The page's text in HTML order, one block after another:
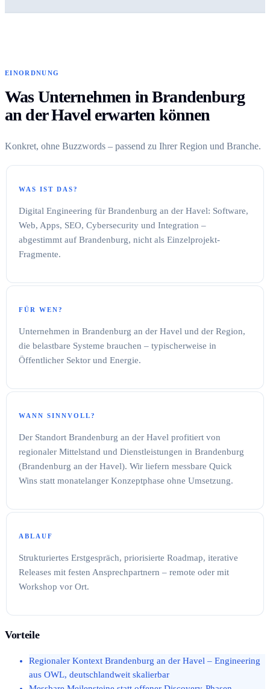
EINORDNUNG
Was Unternehmen in Brandenburg
an der Havel erwarten können
Konkret, ohne Buzzwords – passend zu Ihrer Region und Branche.
WAS IST DAS?
Digital Engineering für Brandenburg an der Havel: Software,
Web, Apps, SEO, Cybersecurity und Integration –
abgestimmt auf Brandenburg, nicht als Einzelprojekt-
Fragmente.
FÜR WEN?
Unternehmen in Brandenburg an der Havel und der Region,
die belastbare Systeme brauchen – typischerweise in
Öffentlicher Sektor und Energie.
WANN SINNVOLL?
Der Standort Brandenburg an der Havel profitiert von
regionaler Mittelstand und Dienstleistungen in Brandenburg
(Brandenburg an der Havel). Wir liefern messbare Quick
Wins statt monatelanger Konzeptphase ohne Umsetzung.
ABLAUF
Strukturiertes Erstgespräch, priorisierte Roadmap, iterative
Releases mit festen Ansprechpartnern – remote oder mit
Workshop vor Ort.
Vorteile
Regionaler Kontext Brandenburg an der Havel – Engineering
aus OWL, deutschlandweit skalierbar